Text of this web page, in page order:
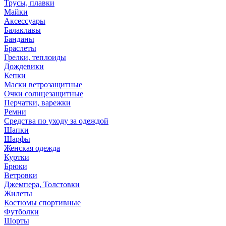
Трусы, плавки
Майки
Аксессуары
Балаклавы
Банданы
Браслеты
Грелки, теплоиды
Дождевики
Кепки
Маски ветрозащитные
Очки солнцезащитные
Перчатки, варежки
Ремни
Средства по уходу за одеждой
Шапки
Шарфы
Женская одежда
Куртки
Брюки
Ветровки
Джемпера, Толстовки
Жилеты
Костюмы спортивные
Футболки
Шорты